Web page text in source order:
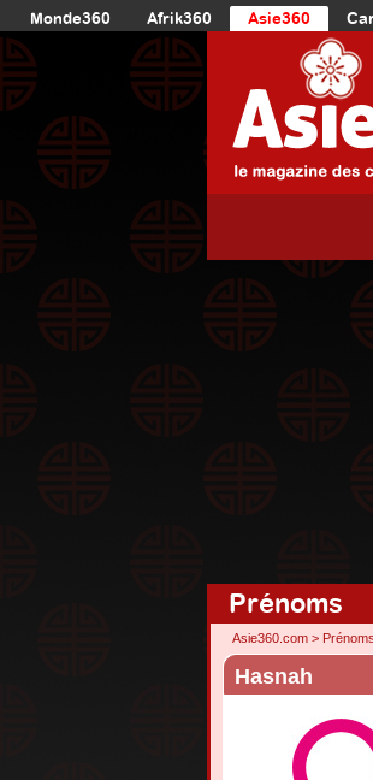
Monde360 Afrik360 Asie360
Prénoms
Asie360.com > Prénoms
Hasnah